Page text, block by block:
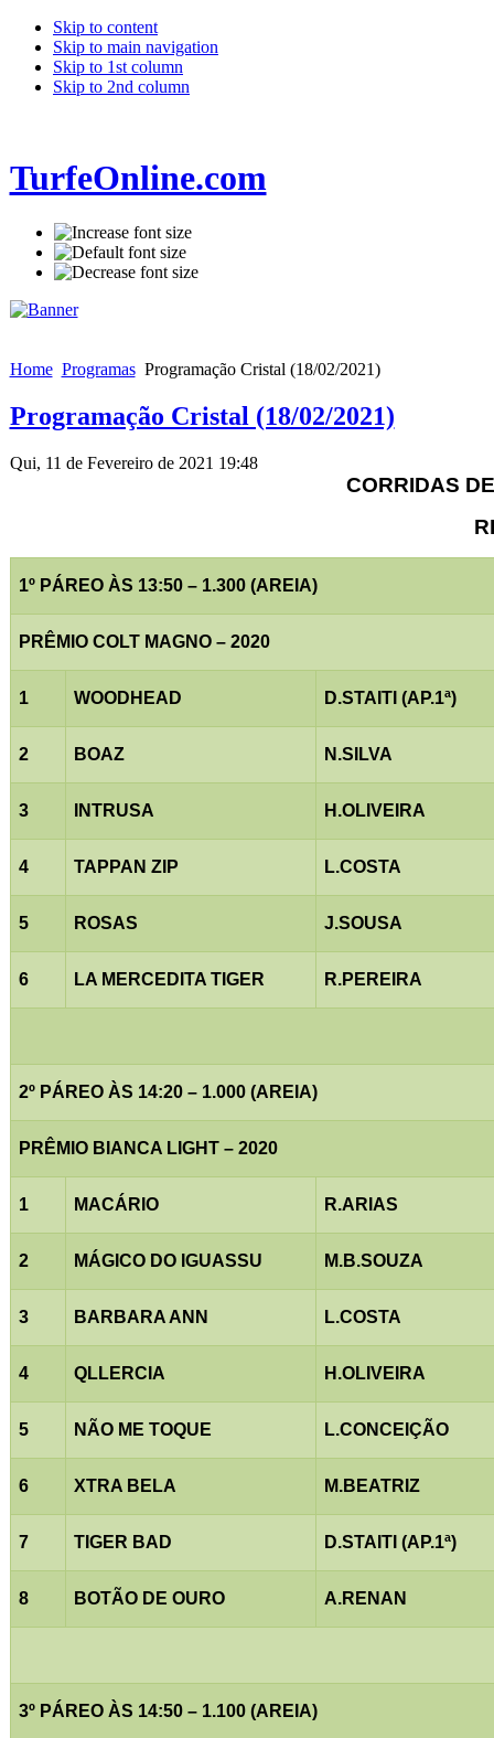
Skip to content
Skip to main navigation
Skip to 1st column
Skip to 2nd column
TurfeOnline.com
Home Programas Programação Cristal (18/02/2021)
Programação Cristal (18/02/2021)
Qui, 11 de Fevereiro de 2021 19:48
CORRIDAS
1º PÁREO ÀS 13:50 – 1.300 (AREIA)
PRÊMIO COLT MAGNO – 2020
1 WOODHEAD D.STAITI (AP.1ª)
2 BOAZ N.SILVA
3 INTRUSA H.OLIVEIRA
4 TAPPAN ZIP L.COSTA
5 ROSAS J.SOUSA
6 LA MERCEDITA TIGER R.PEREIRA
2º PÁREO ÀS 14:20 – 1.000 (AREIA)
PRÊMIO BIANCA LIGHT – 2020
1 MACÁRIO R.ARIAS
2 MÁGICO DO IGUASSU M.B.SOUZA
3 BARBARA ANN L.COSTA
4 QLLERCIA H.OLIVEIRA
5 NÃO ME TOQUE L.CONCEIÇÃO
6 XTRA BELA M.BEATRIZ
7 TIGER BAD D.STAITI (AP.1ª)
8 BOTÃO DE OURO A.RENAN
3º PÁREO ÀS 14:50 – 1.100 (AREIA)